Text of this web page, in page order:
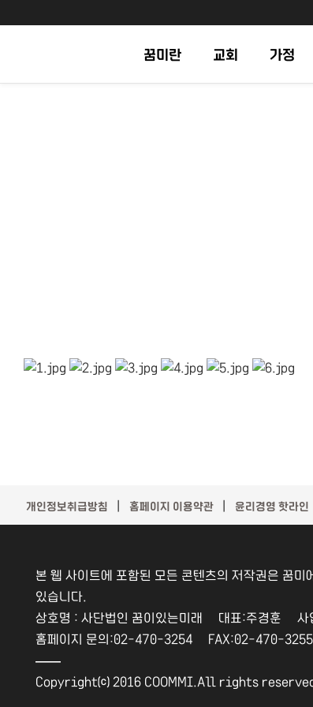
꿈미란 교회 가정
개인정보취급방침 ｜ 홈페이지 이용약관 ｜ 윤리경영 핫라인
본 웹 사이트에 포함된 모든 콘텐츠의 저작권은 꿈
있습니다.
상호명 : 사단법인 꿈이있는미래 대표:주경훈
홈페이지 문의:02-470-3254 FAX:02-470-3255
――
Copyright⒞ 2016 COOMMI.All rights